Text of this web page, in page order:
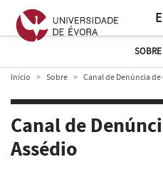
SOBRE
Início Sobre Canal de Denúncia de
Canal de
Assédio